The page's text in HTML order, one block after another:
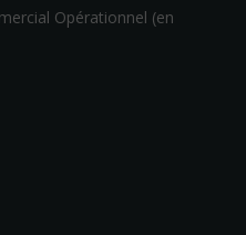
Opérationnel (en